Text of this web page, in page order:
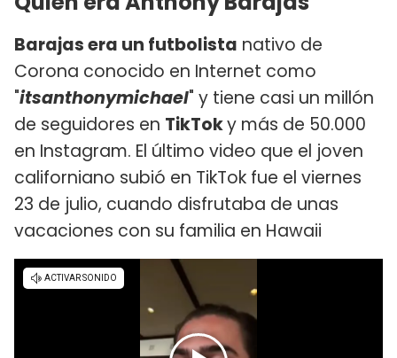
Barajas era un futbolista nativo de
Corona conocido en Internet como
"itsanthonymichael" y tiene casi un millón
de seguidores en TikToky más de 50.000
en Instagram. El último video que el joven
californiano subió en TikTok fue el viernes
23 de julio, cuando disfrutaba de unas
vacaciones con su familia en Hawaii